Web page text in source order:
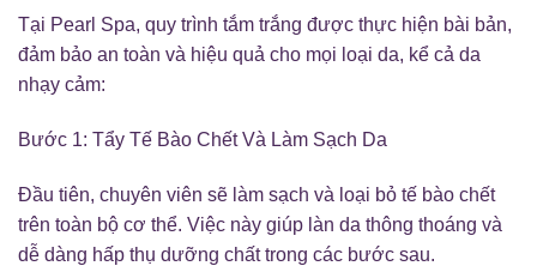
Tại Pearl Spa, quy trình tắm trắng được thực hiện bài bản,
đảm bảo an toàn và hiệu quả cho mọi loại da, kể cả da
nhạy cảm:
Bước 1: Tẩy Tế Bào Chết Và Làm Sạch Da
Đầu tiên, chuyên viên sẽ làm sạch và loại bỏ tế bào chết
trên toàn bộ cơ thể. Việc này giúp làn da thông thoáng và
dễ dàng hấp thụ dưỡng chất trong các bước sau.